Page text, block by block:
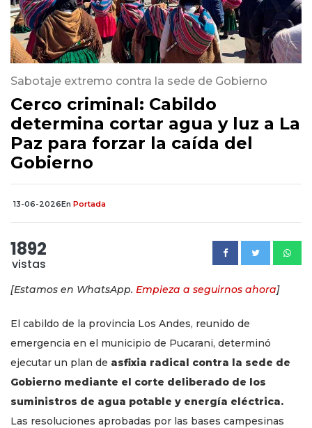
Sabotaje extremo contra la sede de Gobierno
Cerco criminal: Cabildo
determina cortar agua y luz a La
Paz para forzar la caída del
Gobierno
13-06-2026En Portada
1892
vistas
[Estamos en WhatsApp. Empieza a seguirnos ahora]
El cabildo de la provincia Los Andes, reunido de
emergencia en el municipio de Pucarani, determinó
ejecutar un plan de asfixia radical contra la sede de
Gobierno mediante el corte deliberado de los
suministros de agua potable y energía eléctrica.
Las resoluciones aprobadas por las bases campesinas